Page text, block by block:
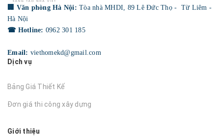
🏢 Văn phòng Hà Nội: Tòa nhà MHDI, 89 Lê Đức Thọ - Từ Liêm -
Hà Nội
☎ Hotline: 0962 301 185
Email: viethomekd@gmail.com
Dịch vụ
Bảng Giá Thiết Kế
Đơn giá thi công xây dựng
Giới thiệu